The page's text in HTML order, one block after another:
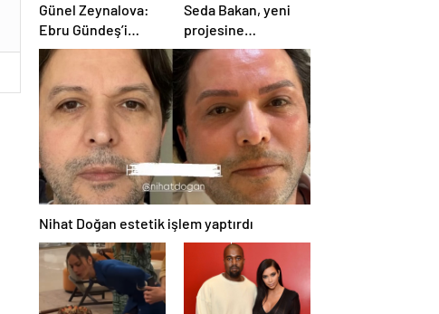
Günel Zeynalova:
Ebru Gündeş’i
affettim
Seda Bakan, yeni
projesine
hazırlanıyor
Nihat Doğan estetik işlem yaptırdı